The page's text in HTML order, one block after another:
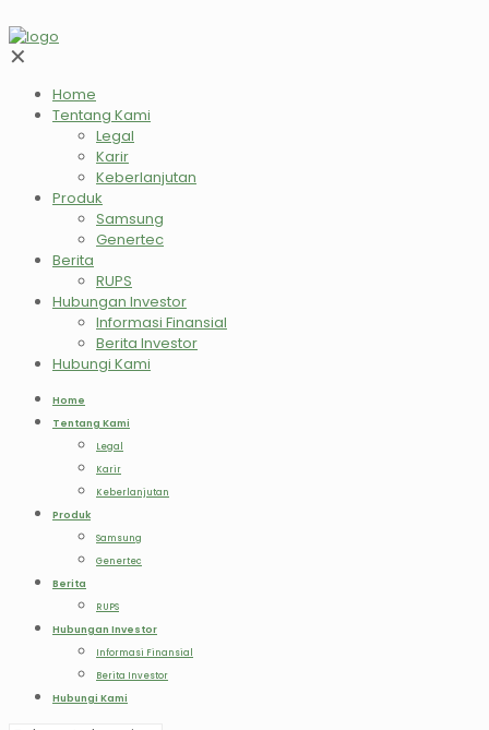
✕
Home
Tentang Kami
Legal
Karir
Keberlanjutan
Produk
Samsung
Genertec
Berita
RUPS
Hubungan Investor
Informasi Finansial
Berita Investor
Hubungi Kami
Home
Tentang Kami
Legal
Karir
Keberlanjutan
Produk
Samsung
Genertec
Berita
RUPS
Hubungan Investor
Informasi Finansial
Berita Investor
Hubungi Kami